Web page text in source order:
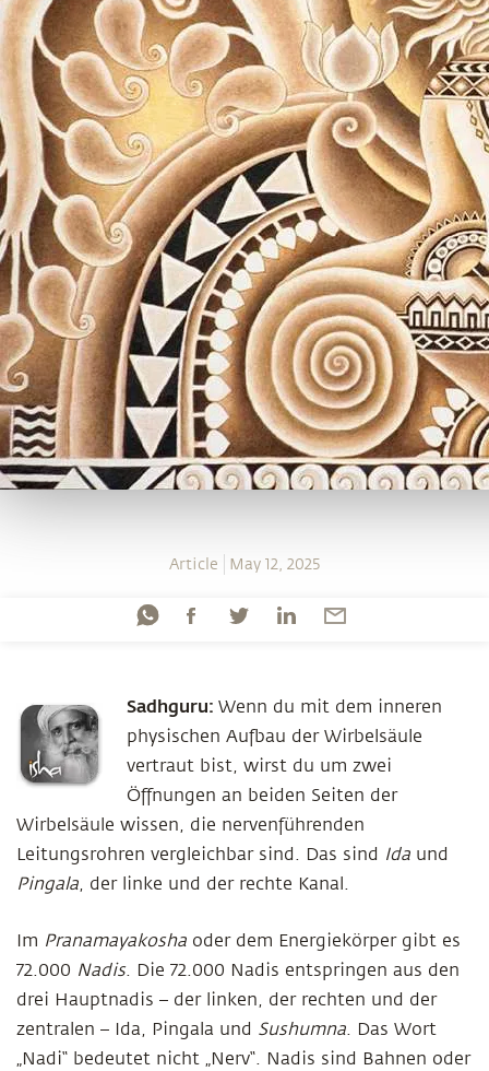
Article May 12, 2025
Sadhguru: Wenn du mit dem inneren
physischen Aufbau der Wirbelsäule
vertraut bist, wirst du um zwei
Öffnungen an beiden Seiten der
Wirbelsäule wissen, die nervenführenden
Leitungsrohren vergleichbar sind. Das sind Ida und
Pingala, der linke und der rechte Kanal.
Im Pranamayakosha oder dem Energiekörper gibt es
72.000 Nadis. Die 72.000 Nadis entspringen aus den
drei Hauptnadis – der linken, der rechten und der
zentralen – Ida, Pingala und Sushumna. Das Wort
„Nadi“ bedeutet nicht „Nerv“. Nadis sind Bahnen oder